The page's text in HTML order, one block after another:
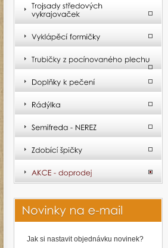
Jak si nastavit objednávku novinek?